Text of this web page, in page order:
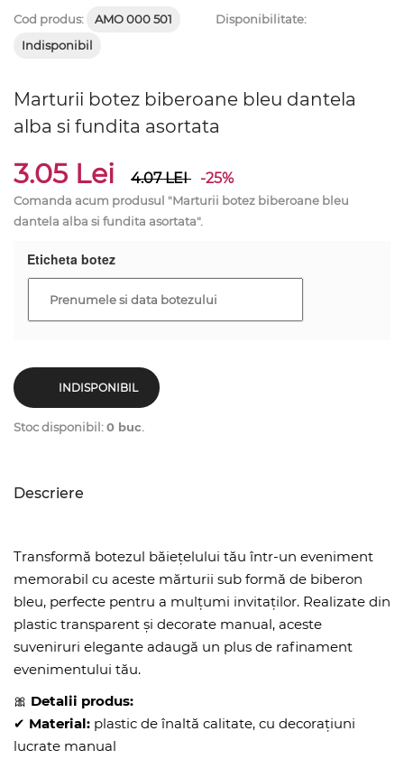
Cod produs: AMO 000 501
Disponibilitate:
Indisponibil
Marturii botez biberoane bleu dantela
alba si fundita asortata
3.05 Lei 4.07LEI -25%
Comanda acum produsul "Marturii botez biberoane bleu
dantela alba si fundita asortata".
Eticheta botez
INDISPONIBIL
Stoc disponibil:0 buc.
Descriere
Transformă botezul băiețelului tău într-un eveniment
memorabil cu aceste mărturii sub formă de biberon
bleu, perfecte pentru a mulțumi invitaților. Realizate din
plastic transparent și decorate manual, aceste
suveniruri elegante adaugă un plus de rafinament
evenimentului tău.
🎀 Detalii produs:
✔ Material: plastic de înaltă calitate, cu decorațiuni
lucrate manual